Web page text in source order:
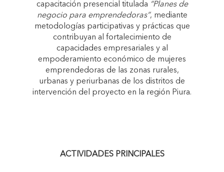
capacitación presencial titulada “Planes de
negocio para emprendedoras”, mediante
metodologías participativas y prácticas que
contribuyan al fortalecimiento de
capacidades empresariales y al
empoderamiento económico de mujeres
emprendedoras de las zonas rurales,
urbanas y periurbanas de los distritos de
intervención del proyecto en la región Piura.
ACTIVIDADES PRINCIPALES